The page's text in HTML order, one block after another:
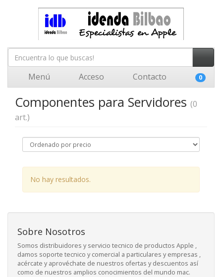
Menú Acceso Contacto 0
Componentes para Servidores (0
art.)
No hay resultados.
Sobre Nosotros
Somos distribuidores y servicio tecnico de productos Apple ,
damos soporte tecnico y comercial a particulares y empresas ,
acércate y aprovéchate de nuestros ofertas y descuentos así
como de nuestros amplios conocimientos del mundo mac.